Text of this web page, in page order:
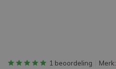
1 beoordeling Merk: